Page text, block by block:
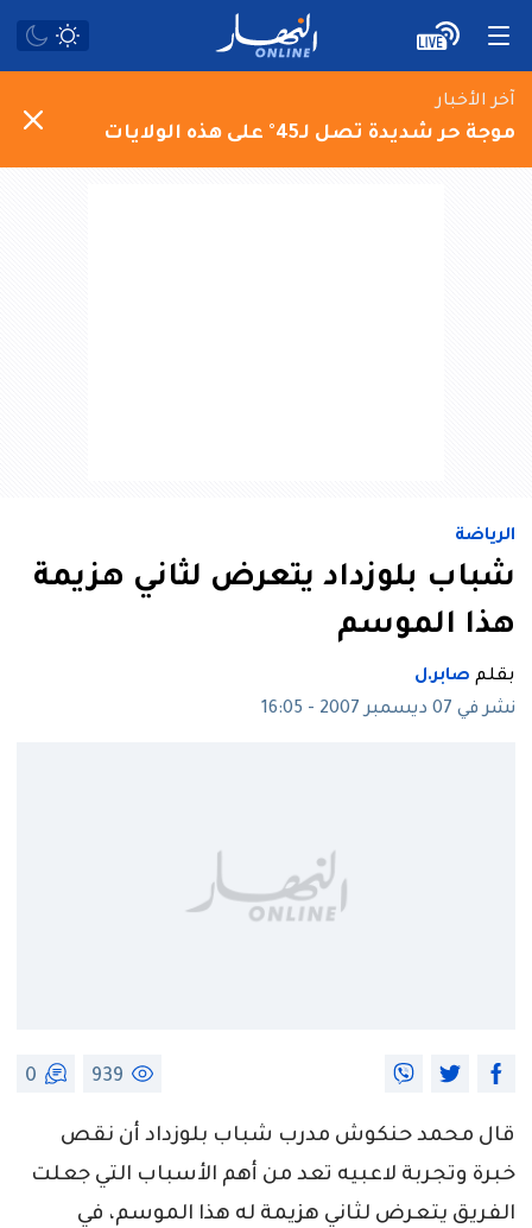
آخر الأخبار
موجة حر شديدة تصل لـ45° على هذه الولايات
الرياضة
شباب بلوزداد يتعرض لثاني هزيمة
هذا الموسم
بقلم صابر.ل
نشر في 07 ديسمبر 2007 - 16:05
939
0
قال محمد حنكوش مدرب شباب بلوزداد أن نقص
خبرة وتجربة لاعبيه تعد من أهم الأسباب التي جعلت
الفريق يتعرض لثاني هزيمة له هذا الموسم، في